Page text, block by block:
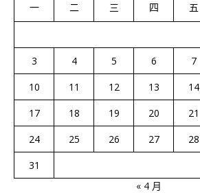
一 二 三 四 五
3
4 5 6 7
10
11 12 13 14
17
18 19 20 21
24
25 26 27 28
31
« 4 月